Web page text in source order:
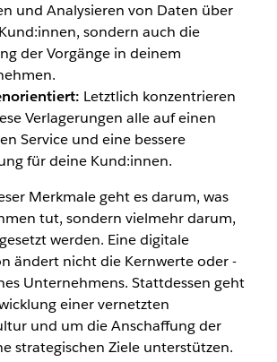
und Analysieren von Daten über
Kund:innen, sondern auch die
der Vorgänge in deinem
Letztlich konzentrieren
Verlagerungen alle auf einen
Service und eine bessere
für deine Kund:innen.
Merkmale geht es darum, was
tut, sondern vielmehr darum,
werden. Eine digitale
ändert nicht die Kernwerte oder -
Unternehmens. Stattdessen geht
einer vernetzten
und um die Anschaffung der
strategischen Ziele unterstützen.